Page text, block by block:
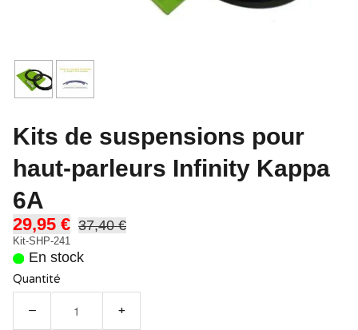
Kits de suspensions pour
haut-parleurs Infinity Kappa
6A
29,95 € 37,40 €
Kit-SHP-241
En stock
Quantité
− +